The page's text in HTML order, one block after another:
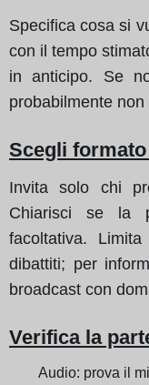
Specifica cosa si
con il tempo
in anticipo. Se
probabilmente
Scegli
Invita solo chi
Chiarisci se la
facoltativa.
dibattiti; per
broadcast con
Verifica la
Audio: prova il